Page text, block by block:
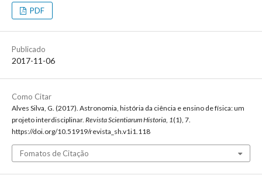
PDF
Publicado
2017-11-06
Como Citar
Alves Silva, G. (2017). Astronomia, história da ciência e ensino de física: um
projeto interdisciplinar. Revista Scientiarum Historia, 1(1), 7.
https://doi.org/10.51919/revista_sh.v1i1.118
Fomatos de Citação